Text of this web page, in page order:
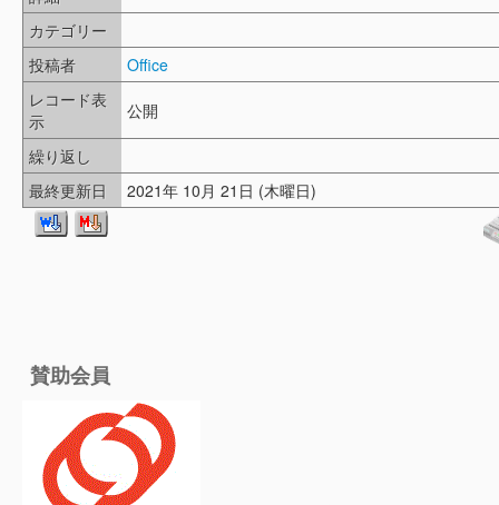
カテゴリー
投稿者
Office
レコード表
示
公開
繰り返し
最終更新日
2021年 10月 21日 (木曜日)
賛助会員